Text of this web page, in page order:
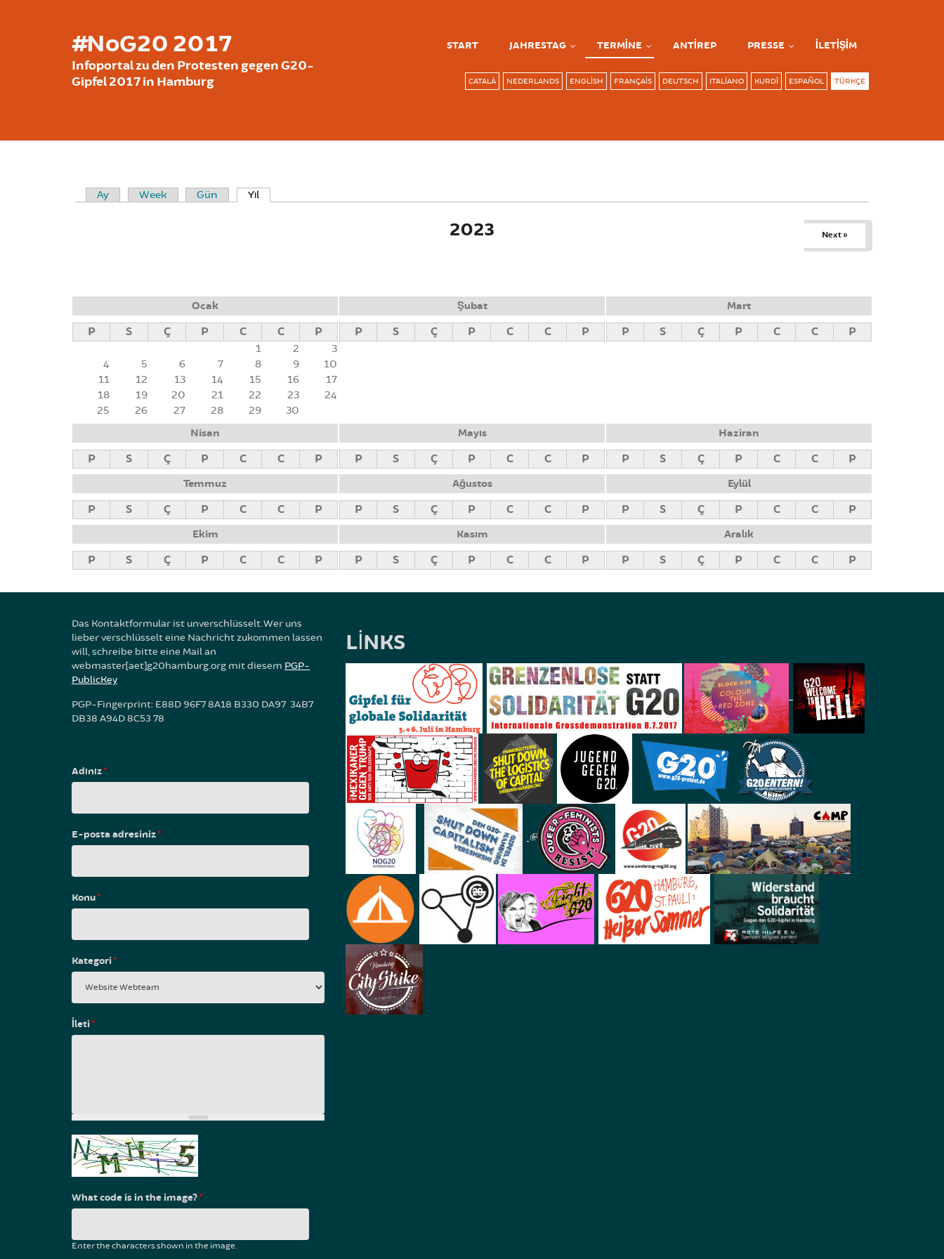
#NoG20 2017
Infoportal zu den Protesten gegen G20-
Gipfel 2017 in Hamburg
START JAHRESTAG TERMINE ANTIREP PRESSE İLETIŞIM
CATALÀ NEDERLANDS ENGLISH FRANÇAIS DEUTSCH ITALIANO KURDÎ ESPAÑOL TÜRKÇE
Ay Week Gün Yıl(etkin sekme)
2023 Next »
Ocak
P S Ç P C C P
1 2
3
4
5 6 7 8 9
10
11
12 13 14 15 16
17
18
19 20 21 22 23
24
25
26 27 28 29 30
Şubat
P S Ç P C C P
Mart
P S Ç P C C P
Nisan
P S Ç P C C P
Mayıs
P S Ç P C C P
Haziran
P S Ç P C C P
Temmuz
P S Ç P C C P
Ağustos
P S Ç P C C P
Eylül
P S Ç P C C P
Ekim
P S Ç P C C P
Kasım
P S Ç P C C P
Aralık
P S Ç P C C P
Das Kontaktformular ist unverschlüsselt. Wer uns
lieber verschlüsselt eine Nachricht zukommen lassen
will, schreibe bitte eine Mail an
webmaster[aet]g20hamburg.org mit diesem PGP-
PublicKey
PGP-Fingerprint: E88D 96F7 8A18 B330 DA97 34B7
DB38 A94D 8C53 78
Adınız*
E-posta adresiniz*
Konu*
Kategori*
İleti*
What code is in the image?*
Enter the characters shown in the image.
LINKS